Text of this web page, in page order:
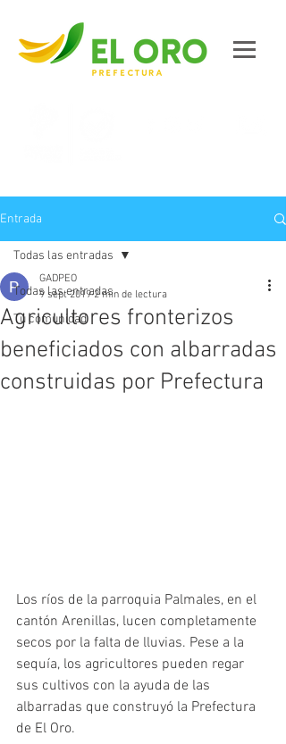
Entrada
Todas las entradas
Tu comunidad
Todas las entradas
Agricultores fronterizos
beneficiados con albarradas
construidas por Prefectura
GADPEO
9 sept 2019 2 min de lectura
Los ríos de la parroquia Palmales, en el
cantón Arenillas, lucen completamente
secos por la falta de lluvias. Pese a la
sequía, los agricultores pueden regar
sus cultivos con la ayuda de las
albarradas que construyó la Prefectura
de El Oro.